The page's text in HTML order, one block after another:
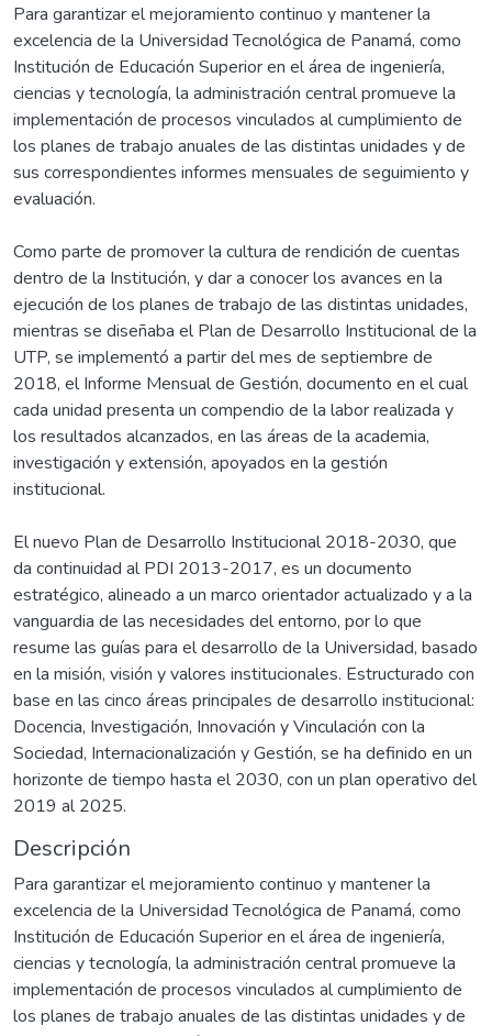
Para garantizar el mejoramiento continuo y mantener la
excelencia de la Universidad Tecnológica de Panamá, como
Institución de Educación Superior en el área de ingeniería,
ciencias y tecnología, la administración central promueve la
implementación de procesos vinculados al cumplimiento de
los planes de trabajo anuales de las distintas unidades y de
sus correspondientes informes mensuales de seguimiento y
evaluación.
Como parte de promover la cultura de rendición de cuentas
dentro de la Institución, y dar a conocer los avances en la
ejecución de los planes de trabajo de las distintas unidades,
mientras se diseñaba el Plan de Desarrollo Institucional de la
UTP, se implementó a partir del mes de septiembre de
2018, el Informe Mensual de Gestión, documento en el cual
cada unidad presenta un compendio de la labor realizada y
los resultados alcanzados, en las áreas de la academia,
investigación y extensión, apoyados en la gestión
institucional.
El nuevo Plan de Desarrollo Institucional 2018-2030, que
da continuidad al PDI 2013-2017, es un documento
estratégico, alineado a un marco orientador actualizado y a la
vanguardia de las necesidades del entorno, por lo que
resume las guías para el desarrollo de la Universidad, basado
en la misión, visión y valores institucionales. Estructurado con
base en las cinco áreas principales de desarrollo institucional:
Docencia, Investigación, Innovación y Vinculación con la
Sociedad, Internacionalización y Gestión, se ha definido en un
horizonte de tiempo hasta el 2030, con un plan operativo del
2019 al 2025.
Descripción
Para garantizar el mejoramiento continuo y mantener la
excelencia de la Universidad Tecnológica de Panamá, como
Institución de Educación Superior en el área de ingeniería,
ciencias y tecnología, la administración central promueve la
implementación de procesos vinculados al cumplimiento de
los planes de trabajo anuales de las distintas unidades y de